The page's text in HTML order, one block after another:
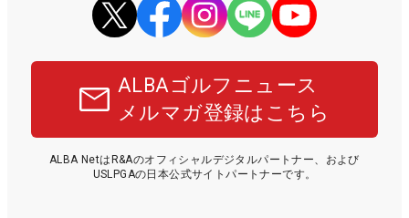
ALBAゴルフニュース
メルマガ登録はこちら
ALBA NetはR&Aのオフィシャルデジタルパートナー、および
USLPGAの日本公式サイトパートナーです。